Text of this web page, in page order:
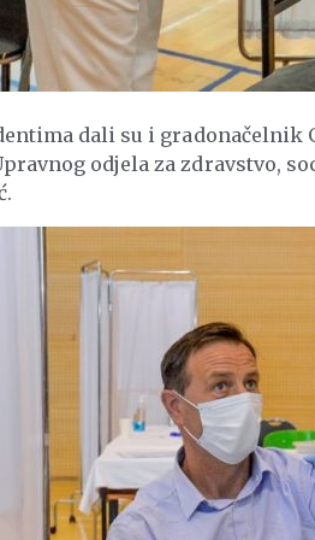
dali su i gradonačelnik
odjela za zdravstvo,